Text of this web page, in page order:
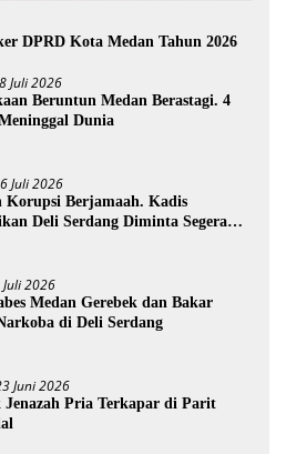
DPRD Kota Medan Tahun 2026
Juli 2026
Beruntun Medan Berastagi. 4
Dunia
Juli 2026
Korupsi Berjamaah. Kadis
Deli Serdang Diminta Segera
2026
Medan Gerebek dan Bakar
di Deli Serdang
Juni 2026
Jenazah Pria Terkapar di Parit